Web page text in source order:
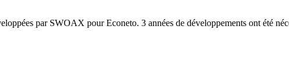
par SWOAX pour Econeto. 3 années de développements ont été